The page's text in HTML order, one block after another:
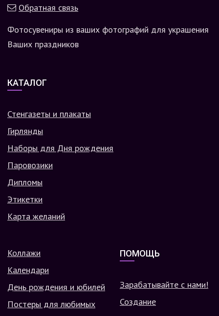
Обратная связь
Фотосувениры из ваших фотографий для украшения
Ваших праздников
КАТАЛОГ
Стенгазеты и плакаты
Гирлянды
Наборы для Дня рождения
Паровозики
Дипломы
Этикетки
Карта желаний
Коллажи
Календари
День рождения и юбилей
Постеры для любимых
ПОМОЩЬ
Зарабатывайте с нами!
Создание